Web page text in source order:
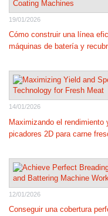
19/01/2026
Cómo construir una línea
máquinas de batería y
14/01/2026
Maximizando el
picadores 2D para carne
12/01/2026
Conseguir una cobertura